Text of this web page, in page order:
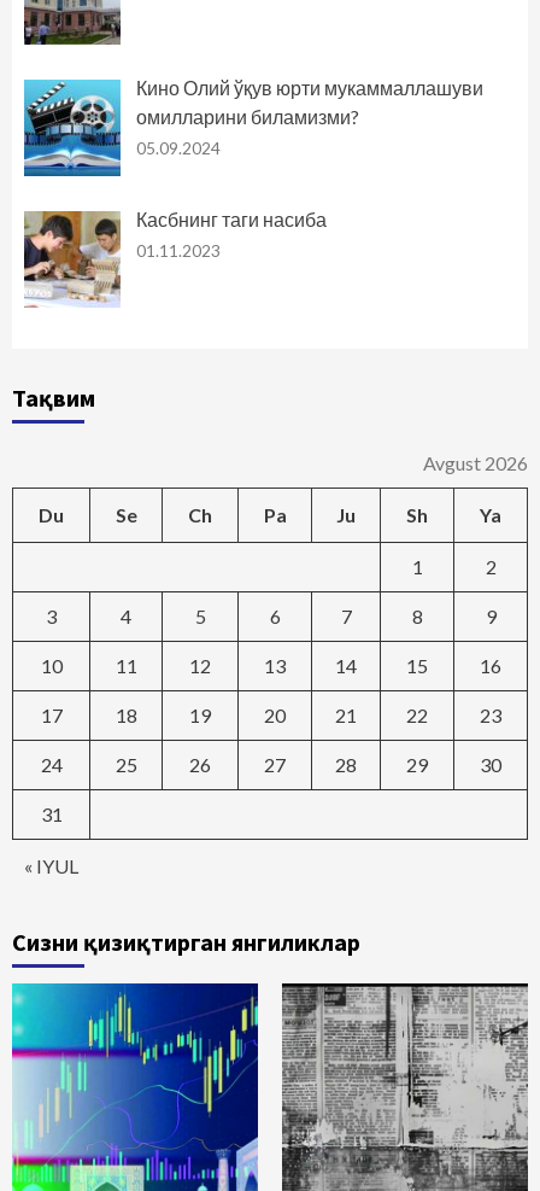
Кино Олий ўқув юрти мукаммаллашуви
омилларини биламизми?
05.09.2024
Касбнинг таги насиба
01.11.2023
Тақвим
Avgust 2026
Du Se Ch Pa Ju Sh Ya
« IYUL
1 2
3 4 5 6 7 8 9
10 11 12 13 14 15 16
17 18 19 20 21 22 23
24 25 26 27 28 29 30
31
Сизни қизиқтирган янгиликлар